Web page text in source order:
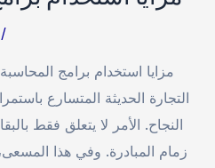
/
مزايا استخدام برامج
التجارة الحديثة المتسارع
النجاح. الأمر لا يتعلق فقط
زمام المبادرة. وفي هذا